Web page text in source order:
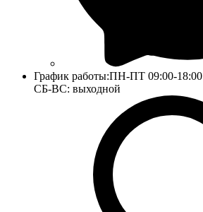
График работы:ПН-ПТ 09:00-18:00
СБ-ВС: выходной